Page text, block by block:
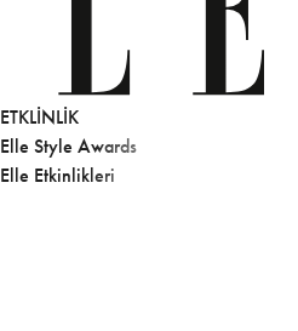
ETKLINLIK
Elle Style Awards
Elle Etkinlikleri